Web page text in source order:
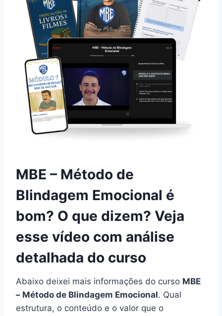
MBE – Método de
Blindagem Emocional é
bom? O que dizem? Veja
esse vídeo com análise
detalhada do curso
Abaixo deixei mais informações do curso MBE
– Método de Blindagem Emocional. Qual
estrutura, o conteúdo e o valor que o